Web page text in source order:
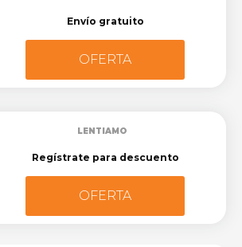
Envío gratuito
OFERTA
LENTIAMO
Regístrate para descuento
OFERTA